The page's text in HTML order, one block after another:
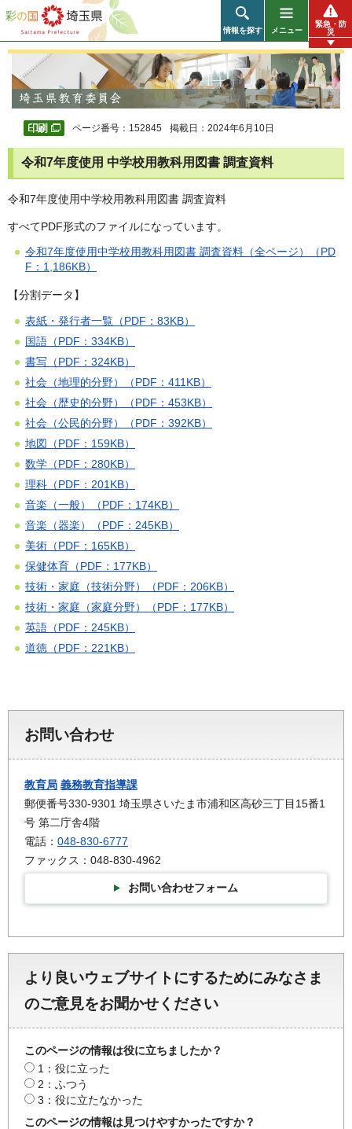
彩の国 埼玉県
情報を探す メニュー
緊急・防
災
ページ番号：152845 掲載日：2024年6月10日
令和7年度使用 中学校用教科用図書 調査資料
令和7年度使用中学校用教科用図書 調査資料
すべてPDF形式のファイルになっています。
令和7年度使用中学校用教科用図書 調査資料（全ページ）（PD
F：1,186KB）
【分割データ】
表紙・発行者一覧（PDF：83KB）
国語（PDF：334KB）
書写（PDF：324KB）
社会（地理的分野）（PDF：411KB）
社会（歴史的分野）（PDF：453KB）
社会（公民的分野）（PDF：392KB）
地図（PDF：159KB）
数学（PDF：280KB）
理科（PDF：201KB）
音楽（一般）（PDF：174KB）
音楽（器楽）（PDF：245KB）
美術（PDF：165KB）
保健体育（PDF：177KB）
技術・家庭（技術分野）（PDF：206KB）
技術・家庭（家庭分野）（PDF：177KB）
英語（PDF：245KB）
道徳（PDF：221KB）
お問い合わせ
教育局 義務教育指導課
郵便番号330-9301 埼玉県さいたま市浦和区高砂三丁目15番1
号 第二庁舎4階
電話： 048-830-6777
ファックス：048-830-4962
お問い合わせフォーム
より良いウェブサイトにするためにみなさま
のご意見をお聞かせください
このページの情報は役に立ちましたか？
1：役に立った
2：ふつう
3：役に立たなかった
このページの情報は見つけやすかったですか？